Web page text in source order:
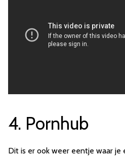
4. Pornhub
Dit is er ook weer eentje waar je